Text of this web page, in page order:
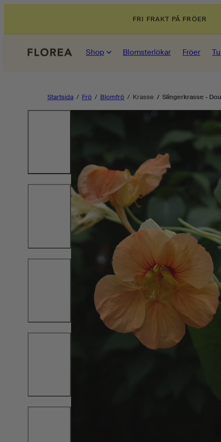
innehåll
FRI FRAKT PÅ FRÖER
Shop Blomsterlökar Fröer
Startsida Frö Blomfrö Krasse Slingerkrasse -
öppna
i
modal